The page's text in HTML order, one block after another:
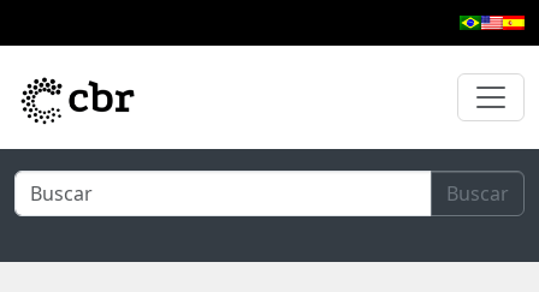
Buscar